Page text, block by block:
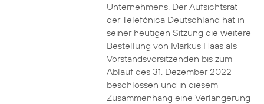
Unternehmens. Der Aufsichtsrat
der Telefónica Deutschland hat in
seiner heutigen Sitzung die weitere
Bestellung von Markus Haas als
Vorstandsvorsitzenden bis zum
Ablauf des 31. Dezember 2022
beschlossen und in diesem
Zusammenhang eine Verlängerung